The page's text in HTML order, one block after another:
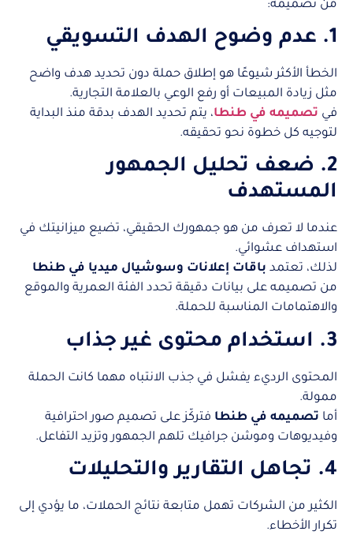
من تصميمه:
1. عدم وضوح الهدف التسويقي
الخطأ الأكثر شيوعًا هو إطلاق حملة دون تحديد هدف واضح
مثل زيادة المبيعات أو رفع الوعي بالعلامة التجارية.
في تصميمه في طنطا، يتم تحديد الهدف بدقة منذ البداية
لتوجيه كل خطوة نحو تحقيقه.
2. ضعف تحليل الجمهور
المستهدف
عندما لا تعرف من هو جمهورك الحقيقي، تضيع ميزانيتك في
استهداف عشوائي.
لذلك، تعتمد باقات إعلانات وسوشيال ميديا في طنطا
من تصميمه على بيانات دقيقة تحدد الفئة العمرية والموقع
والاهتمامات المناسبة للحملة.
3. استخدام محتوى غير جذاب
المحتوى الرديء يفشل في جذب الانتباه مهما كانت الحملة
ممولة.
أما تصميمه في طنطا فتركّز على تصميم صور احترافية
وفيديوهات وموشن جرافيك تلهم الجمهور وتزيد التفاعل.
4. تجاهل التقارير والتحليلات
الكثير من الشركات تهمل متابعة نتائج الحملات، ما يؤدي إلى
تكرار الأخطاء.